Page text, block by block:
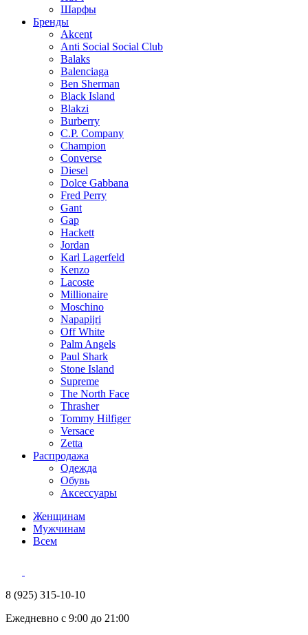
Шарфы
Бренды
Akcent
Anti Social Social Club
Balaks
Balenciaga
Ben Sherman
Black Island
Blakzi
Burberry
C.P. Company
Champion
Converse
Diesel
Dolce Gabbana
Fred Perry
Gant
Gap
Hackett
Jordan
Karl Lagerfeld
Kenzo
Lacoste
Millionaire
Moschino
Napapijri
Off White
Palm Angels
Paul Shark
Stone Island
Supreme
The North Face
Thrasher
Tommy Hilfiger
Versace
Zetta
Распродажа
Одежда
Обувь
Аксессуары
Женщинам
Мужчинам
Всем
8 (925) 315-10-10
Ежедневно с 9:00 до 21:00